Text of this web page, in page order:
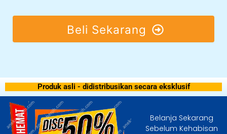
Beli Sekarang
Produk asli - didistribusikan secara eksklusif
Belanja Sekarang
Sebelum Kehabisan